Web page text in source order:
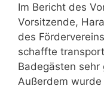
Im Bericht des
Vorsitzende,
des
schaffte
Badegästen
Außerdem